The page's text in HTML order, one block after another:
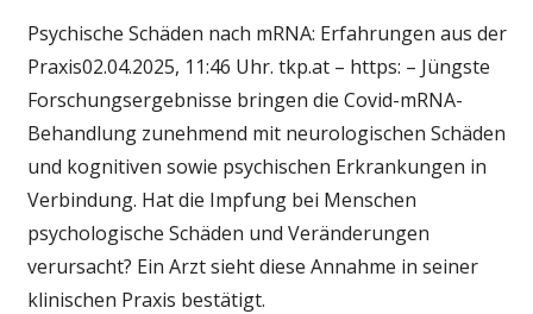
Wirtschaft
Wissenschaft
Psychische Schäden nach mRNA: Erfahrungen aus der
Praxis02.04.2025, 11:46 Uhr. tkp.at – https: – Jüngste
Forschungsergebnisse bringen die Covid-mRNA-
Behandlung zunehmend mit neurologischen Schäden
und kognitiven sowie psychischen Erkrankungen in
Verbindung. Hat die Impfung bei Menschen
psychologische Schäden und Veränderungen
verursacht? Ein Arzt sieht diese Annahme in seiner
klinischen Praxis bestätigt.